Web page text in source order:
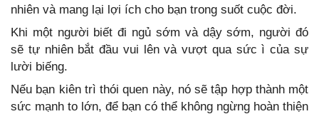
nhiên và mang lại lợi ích cho bạn trong suốt cuộc đời.
Khi một người biết đi ngủ sớm và dậy sớm, người đó
sẽ tự nhiên bắt đầu vui lên và vượt qua sức ì của sự
lười biếng.
Nếu bạn kiên trì thói quen này, nó sẽ tập hợp thành một
sức mạnh to lớn, để bạn có thể không ngừng hoàn thiện